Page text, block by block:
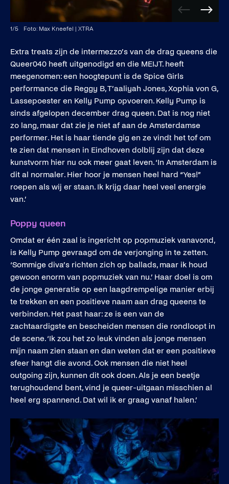
Vorige
afbeelding
1/5 Foto: Max Kneefel | XTRA
Extra treats zijn de intermezzo’s van de drag queens die
Queer040 heeft uitgenodigd en die MEIJT. heeft
meegenomen: een hoogtepunt is de Spice Girls
performance die Reggy B, T’aaliyah Jones, Xophia von G,
Lassepoester en Kelly Pump opvoeren. Kelly Pump is
sinds afgelopen december drag queen. Dat is nog niet
zo lang, maar dat zie je niet af aan de Amsterdamse
performer. Het is haar tiende gig en ze vindt het tof om
te zien dat mensen in Eindhoven dolblij zijn dat deze
kunstvorm hier nu ook meer gaat leven. ‘In Amsterdam is
dit al normaler. Hier hoor je mensen heel hard “Yes!”
roepen als wij er staan. Ik krijg daar heel veel energie
van.’
Poppy queen
Omdat er één zaal is ingericht op popmuziek vanavond,
is Kelly Pump gevraagd om de verjonging in te zetten.
‘Sommige diva’s richten zich op ballads, maar ik houd
gewoon enorm van popmuziek van nu.’ Haar doel is om
de jonge generatie op een laagdrempelige manier erbij
te trekken en een positieve naam aan drag queens te
verbinden. Het past haar: ze is een van de
zachtaardigste en bescheiden mensen die rondloopt in
de scene. ‘Ik zou het zo leuk vinden als jonge mensen
mijn naam zien staan en dan weten dat er een positieve
sfeer hangt die avond. Ook mensen die niet heel
outgoing zijn, kunnen dit ook doen. Als je een beetje
terughoudend bent, vind je queer-uitgaan misschien al
heel erg spannend. Dat wil ik er graag vanaf halen.’